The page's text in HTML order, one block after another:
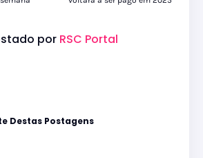
por RSC Portal
Destas Postagens